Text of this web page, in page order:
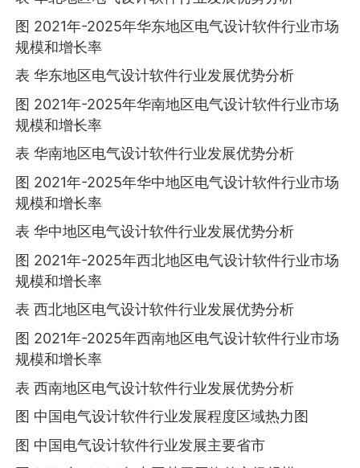
图 2021年-2025年华东地区电气设计软件行业市场
规模和增长率
表 华东地区电气设计软件行业发展优势分析
图 2021年-2025年华南地区电气设计软件行业市场
规模和增长率
表 华南地区电气设计软件行业发展优势分析
图 2021年-2025年华中地区电气设计软件行业市场
规模和增长率
表 华中地区电气设计软件行业发展优势分析
图 2021年-2025年西北地区电气设计软件行业市场
规模和增长率
表 西北地区电气设计软件行业发展优势分析
图 2021年-2025年西南地区电气设计软件行业市场
规模和增长率
表 西南地区电气设计软件行业发展优势分析
图 中国电气设计软件行业发展程度区域热力图
图 中国电气设计软件行业发展主要省市